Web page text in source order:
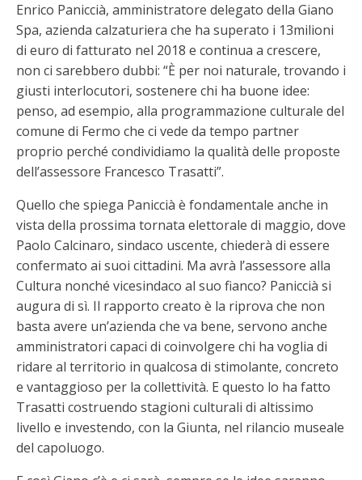
Enrico Paniccià, amministratore delegato della Giano
Spa, azienda calzaturiera che ha superato i 13milioni
di euro di fatturato nel 2018 e continua a crescere,
non ci sarebbero dubbi: “È per noi naturale, trovando i
giusti interlocutori, sostenere chi ha buone idee:
penso, ad esempio, alla programmazione culturale del
comune di Fermo che ci vede da tempo partner
proprio perché condividiamo la qualità delle proposte
dell’assessore Francesco Trasatti”.
Quello che spiega Paniccià è fondamentale anche in
vista della prossima tornata elettorale di maggio, dove
Paolo Calcinaro, sindaco uscente, chiederà di essere
confermato ai suoi cittadini. Ma avrà l’assessore alla
Cultura nonché vicesindaco al suo fianco? Paniccià si
augura di sì. Il rapporto creato è la riprova che non
basta avere un’azienda che va bene, servono anche
amministratori capaci di coinvolgere chi ha voglia di
ridare al territorio in qualcosa di stimolante, concreto
e vantaggioso per la collettività. E questo lo ha fatto
Trasatti costruendo stagioni culturali di altissimo
livello e investendo, con la Giunta, nel rilancio museale
del capoluogo.